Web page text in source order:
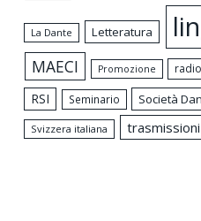
La Dante Letteratura
MAECI Promozione radio
RSI
Seminario Società
Svizzera italiana trasmissioni